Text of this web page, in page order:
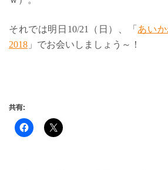
それでは明日10/21（日）、「 あい
2018 」でお会いしましょう～！
共有: